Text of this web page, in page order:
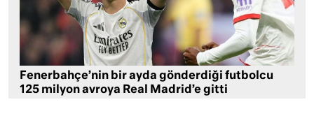
Fenerbahçe’nin bir ayda gönderdiği futbolcu
125 milyon avroya Real Madrid’e gitti